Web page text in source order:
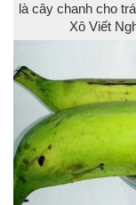
là cây chanh cho
Xô Viết